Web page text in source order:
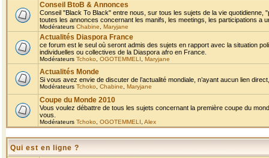
Conseil BtoB & Annonces
Conseil "Black To Black" entre nous, sur tous les sujets de la vie
toutes les annonces concernant les manifs, les meetings, les participations a
Modérateurs Chabine Maryjane
Actualités Diaspora France
ce forum est le seul où seront admis des sujets en rapport avec la situation
individuelles ou collectives de la Diaspora afro en France.
Modérateurs Tchoko OGOTEMMELI Maryjane
Actualités Monde
Si vous avez envie de discuter de l’actualité mondiale, n’ayant aucun lien
Modérateurs Tchoko Chabine Maryjane
Coupe du Monde 2010
Vous voulez débattre de tous les sujets concernant la première coupe du
vous.
Modérateurs Tchoko OGOTEMMELI Alex
Qui est en ligne ?